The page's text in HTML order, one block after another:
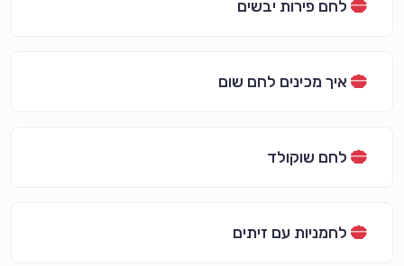
לחם פירות יבשים
איך מכינים לחם שום
לחם שוקולד
לחמניות עם זיתים